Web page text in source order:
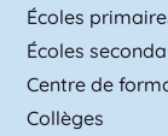
Écoles
Écoles
Centre de
Collèges